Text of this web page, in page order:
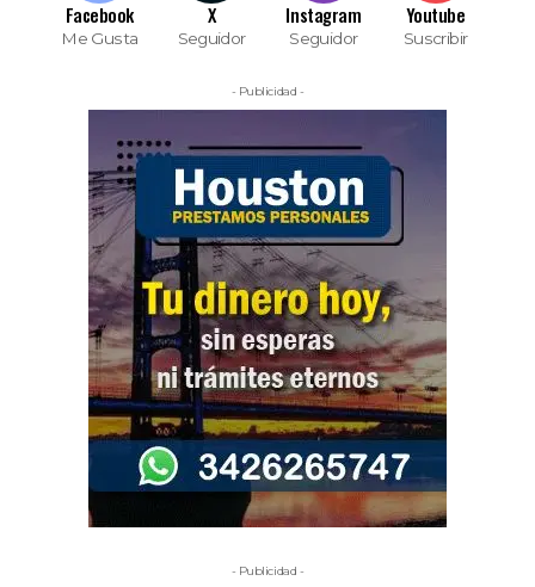
Facebook
Me Gusta
X
Seguidor
Instagram
Seguidor
Youtube
Suscribir
- Publicidad -
- Publicidad -